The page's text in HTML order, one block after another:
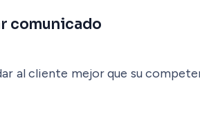
comunicado
al cliente mejor que su